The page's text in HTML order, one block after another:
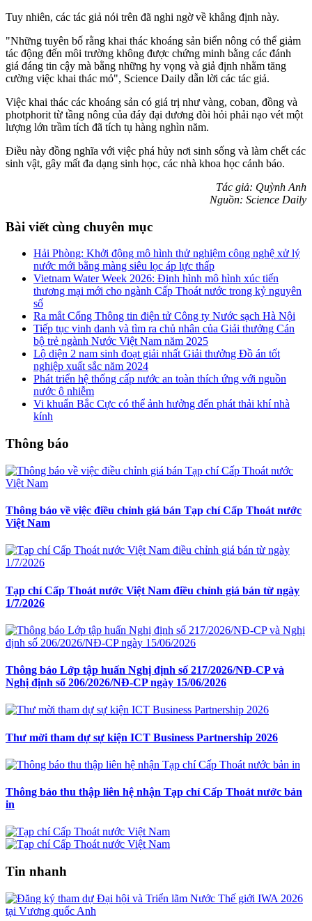
Tuy nhiên, các tác giả nói trên đã nghi ngờ về khẳng định này.
"Những tuyên bố rằng khai thác khoáng sản biển nông có thể giảm
tác động đến môi trường không được chứng minh bằng các đánh
giá đáng tin cậy mà bằng những hy vọng và giả định nhằm tăng
cường việc khai thác mỏ", Science Daily dẫn lời các tác giả.
Việc khai thác các khoáng sản có giá trị như vàng, coban, đồng và
photphorit từ tầng nông của đáy đại dương đòi hỏi phải nạo vét một
lượng lớn trầm tích đã tích tụ hàng nghìn năm.
Điều này đồng nghĩa với việc phá hủy nơi sinh sống và làm chết các
sinh vật, gây mất đa dạng sinh học, các nhà khoa học cảnh báo.
Tác giả: Quỳnh Anh
Nguồn: Science Daily
Bài viết cùng chuyên mục
Hải Phòng: Khởi động mô hình thử nghiệm công nghệ xử lý
nước mới bằng màng siêu lọc áp lực thấp
Vietnam Water Week 2026: Định hình mô hình xúc tiến
thương mại mới cho ngành Cấp Thoát nước trong kỷ nguyên
số
Ra mắt Cổng Thông tin điện tử Công ty Nước sạch Hà Nội
Tiếp tục vinh danh và tìm ra chủ nhân của Giải thưởng Cán
bộ trẻ ngành Nước Việt Nam năm 2025
Lộ diện 2 nam sinh đoạt giải nhất Giải thưởng Đồ án tốt
nghiệp xuất sắc năm 2024
Phát triển hệ thống cấp nước an toàn thích ứng với nguồn
nước ô nhiễm
Vi khuẩn Bắc Cực có thể ảnh hưởng đến phát thải khí nhà
kính
Thông báo
Thông báo về việc điều chỉnh giá bán Tạp chí Cấp Thoát nước
Việt Nam
Tạp chí Cấp Thoát nước Việt Nam điều chỉnh giá bán từ ngày
1/7/2026
Thông báo Lớp tập huấn Nghị định số 217/2026/NĐ-CP và
Nghị định số 206/2026/NĐ-CP ngày 15/06/2026
Thư mời tham dự sự kiện ICT Business Partnership 2026
Thông báo thu thập liên hệ nhận Tạp chí Cấp Thoát nước bản
in
Tin nhanh